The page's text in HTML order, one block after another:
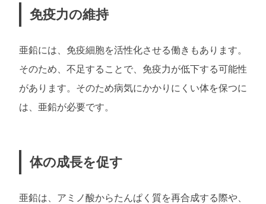
免疫力の維持
亜鉛には、免疫細胞を活性化させる働きもあります。
そのため、不足することで、免疫力が低下する可能性
があります。そのため病気にかかりにくい体を保つに
は、亜鉛が必要です。
体の成長を促す
亜鉛は、アミノ酸からたんぱく質を再合成する際や、